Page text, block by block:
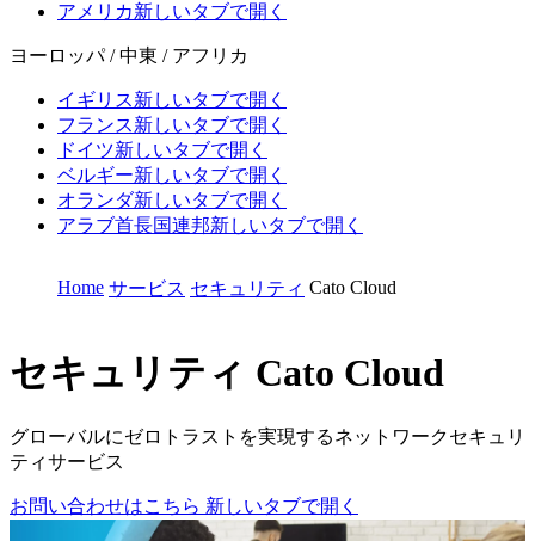
アメリカ新しいタブで開く
ヨーロッパ / 中東 / アフリカ
イギリス新しいタブで開く
フランス新しいタブで開く
ドイツ新しいタブで開く
ベルギー新しいタブで開く
オランダ新しいタブで開く
アラブ首長国連邦新しいタブで開く
Home サービス セキュリティ Cato Cloud
セキュリティ Cato Cloud
グローバルにゼロトラストを実現するネットワークセキュリ
ティサービス
お問い合わせはこちら 新しいタブで開く